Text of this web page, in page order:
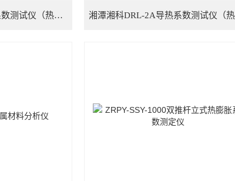
湘潭湘科DRL-2B导热系数测试仪（热流法）